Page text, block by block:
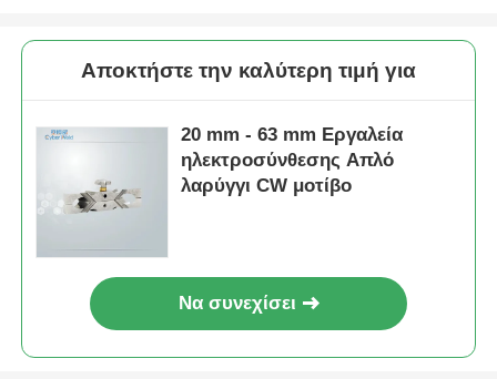
Βραχίο έξοδος
περιστροφικό
ηλεκτροσύνθεση
Αποστολή
ερώτησης
περιστροφικής
ξύσης σωλήνων
Ελαφρύ εργαλείο
ηλεκτροσύνθεσης
Αποστολή
ερώτησης